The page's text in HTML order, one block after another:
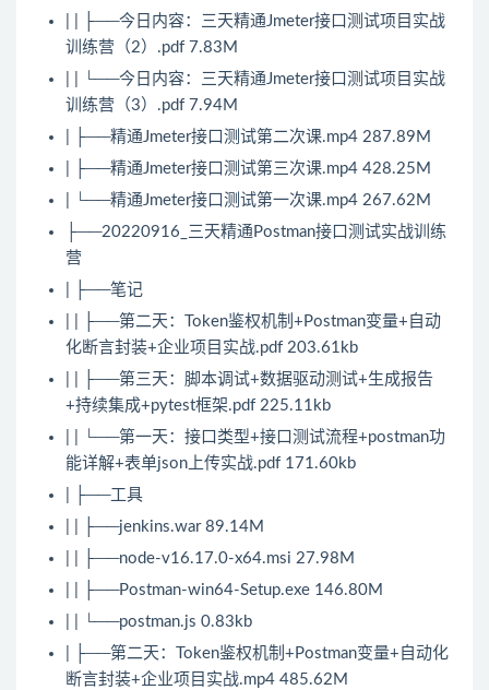
| | ├──今日内容：三天精通Jmeter接口测试项目实战
训练营（2）.pdf 7.83M
| | └──今日内容：三天精通Jmeter接口测试项目实战
训练营（3）.pdf 7.94M
| ├──精通Jmeter接口测试第二次课.mp4 287.89M
| ├──精通Jmeter接口测试第三次课.mp4 428.25M
| └──精通Jmeter接口测试第一次课.mp4 267.62M
├──20220916_三天精通Postman接口测试实战训练
营
| ├──笔记
| | ├──第二天：Token鉴权机制+Postman变量+自动
化断言封装+企业项目实战.pdf 203.61kb
| | ├──第三天：脚本调试+数据驱动测试+生成报告
+持续集成+pytest框架.pdf 225.11kb
| | └──第一天：接口类型+接口测试流程+postman功
能详解+表单json上传实战.pdf 171.60kb
| ├──工具
| | ├──jenkins.war 89.14M
| | ├──node-v16.17.0-x64.msi 27.98M
| | ├──Postman-win64-Setup.exe 146.80M
| | └──postman.js 0.83kb
| ├──第二天：Token鉴权机制+Postman变量+自动化
断言封装+企业项目实战.mp4 485.62M